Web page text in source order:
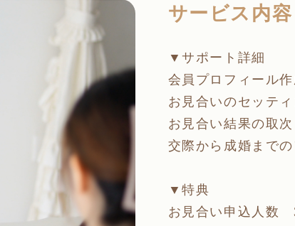
サービス内容
▼サポート詳細
会員プロフィール
お見合いのセッテ
お見合い結果の取次
交際から成婚まで
▼特典
お見合い申込人数